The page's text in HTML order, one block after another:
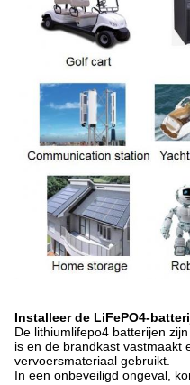
Installeer de LiFePO4-
De lithiumlifepo4 batterijen
is en de brandkast vastmaakt
vervoersmateriaal gebruikt.
In een onbeveiligd ongeval,